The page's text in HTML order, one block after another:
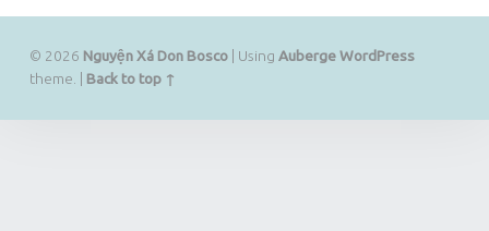
© 2026 Nguyện Xá Don Bosco Using AubergeWordPress
theme.
Back to top ↑